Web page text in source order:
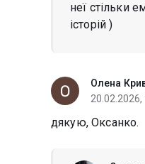
неї стільки
історій )
Олена
20.02.2026,
дякую, Оксанко.